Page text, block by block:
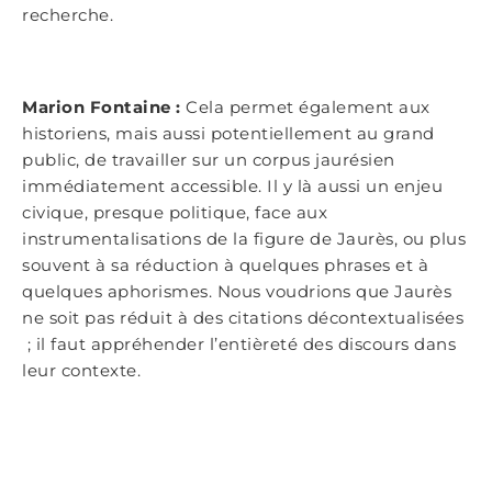
recherche.
Marion Fontaine : Cela permet également aux
historiens, mais aussi potentiellement au grand
public, de travailler sur un corpus jaurésien
immédiatement accessible. Il y là aussi un enjeu
civique, presque politique, face aux
instrumentalisations de la figure de Jaurès, ou plus
souvent à sa réduction à quelques phrases et à
quelques aphorismes. Nous voudrions que Jaurès
ne soit pas réduit à des citations décontextualisées
; il faut appréhender l’entièreté des discours dans
leur contexte.